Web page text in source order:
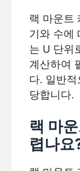
랙 마운트
기와 수에
는 U 단위
계산하여
다. 일반
당합니다.
랙 마
렵나요